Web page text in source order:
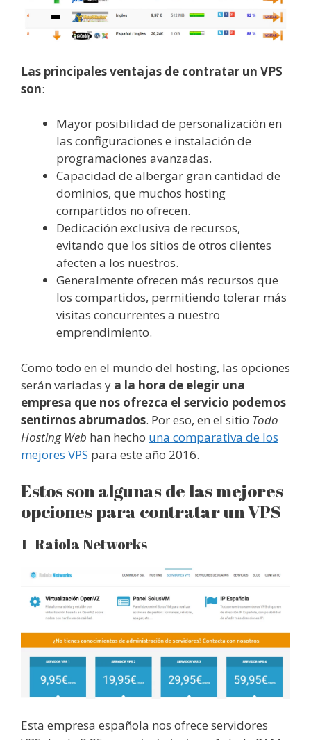
Las principales ventajas de contratar un VPS
son:
Mayor posibilidad de personalización en
las configuraciones e instalación de
programaciones avanzadas.
Capacidad de albergar gran cantidad de
dominios, que muchos hosting
compartidos no ofrecen.
Dedicación exclusiva de recursos,
evitando que los sitios de otros clientes
afecten a los nuestros.
Generalmente ofrecen más recursos que
los compartidos, permitiendo tolerar más
visitas concurrentes a nuestro
emprendimiento.
Como todo en el mundo del hosting, las opciones
serán variadas y a la hora de elegir una
empresa que nos ofrezca el servicio podemos
sentirnos abrumados. Por eso, en el sitio Todo
Hosting Web han hecho una comparativa de los
mejores VPS para este año 2016.
Estos son algunas de las mejores
opciones para contratar un VPS
1- Raiola Networks
Esta empresa española nos ofrece servidores